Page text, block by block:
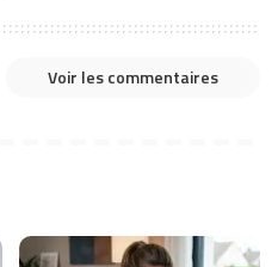
Voir les commentaires